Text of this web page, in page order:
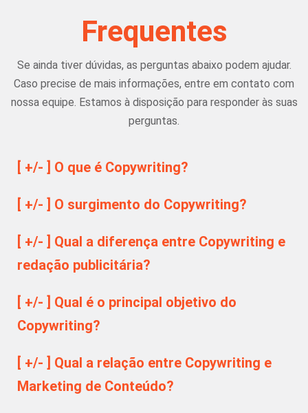
Frequentes
Se ainda tiver dúvidas, as perguntas abaixo podem ajudar.
Caso precise de mais informações, entre em contato com
nossa equipe. Estamos à disposição para responder às suas
perguntas.
[ +/- ] O que é Copywriting?
[ +/- ] O surgimento do Copywriting?
[ +/- ] Qual a diferença entre Copywriting e
redação publicitária?
[ +/- ] Qual é o principal objetivo do
Copywriting?
[ +/- ] Qual a relação entre Copywriting e
Marketing de Conteúdo?